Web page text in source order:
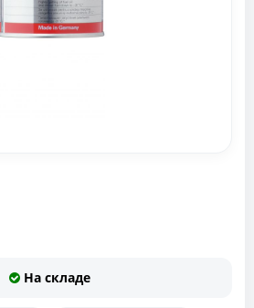
На складе